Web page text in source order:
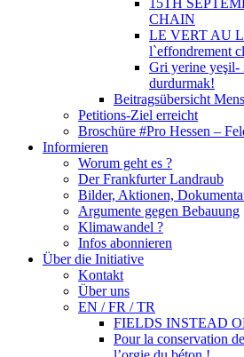
15TH
CHAIN
LE VERT AU
l`effondrement
Gri yerine
durdurmak!
Beitragsübersicht
Petitions-Ziel erreicht
Broschüre #Pro Hessen –
Informieren
Worum geht es ?
Der Frankfurter Landraub
Bilder, Aktionen,
Argumente gegen Bebauung
Klimawandel ?
Infos abonnieren
Über die Initiative
Kontakt
Über uns
EN / FR / TR
FIELDS INSTEAD
Pour la conservation